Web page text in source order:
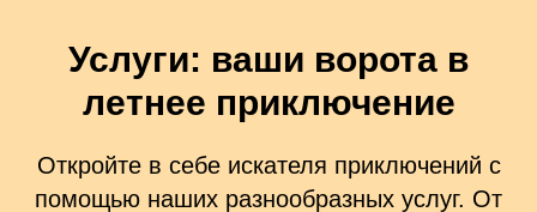
Услуги: ваши ворота в
летнее приключение
Откройте в себе искателя приключений с
помощью наших разнообразных услуг. От